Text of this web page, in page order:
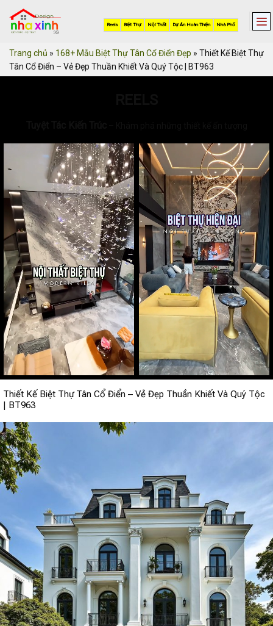
content
Trang chủ » 168+ Mẫu Biệt Thự Tân Cổ Điển Đẹp » Thiết Kế Biệt Thự
Tân Cổ Điển – Vẻ Đẹp Thuần Khiết Và Quý Tộc | BT963
Thiết Kế Biệt Thự Tân Cổ Điển – Vẻ Đẹp Thuần Khiết Và Quý Tộc
| BT963
Nhà Phố
Dự Án Hoàn Thiện
Nội Thất
Biệt Thự
Reels